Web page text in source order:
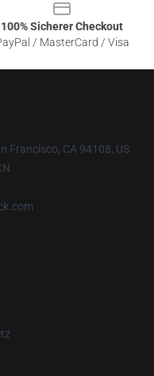
100% Sicherer Checkout
/ MasterCard / Visa
Francisco, CA 94108, US